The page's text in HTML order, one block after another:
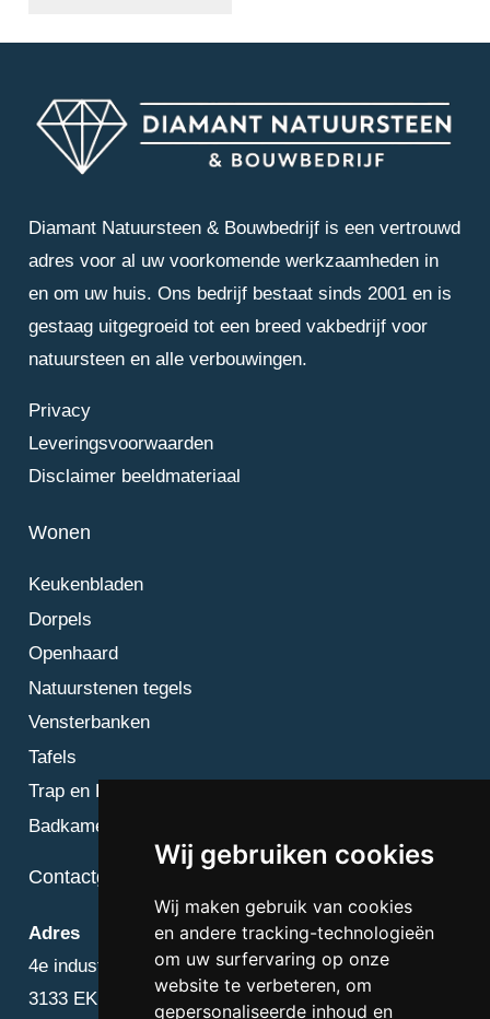
Wij gebruiken cookies
Wij maken gebruik van cookies
en andere tracking-technologieën
om uw surfervaring op onze
website te verbeteren, om
gepersonaliseerde inhoud en
Diamant Natuursteen & Bouwbedrijf is een vertrouwd
adres voor al uw voorkomende werkzaamheden in
en om uw huis. Ons bedrijf bestaat sinds 2001 en is
gestaag uitgegroeid tot een breed vakbedrijf voor
natuursteen en alle verbouwingen.
Privacy
Leveringsvoorwaarden
Disclaimer beeldmateriaal
Wonen
Keukenbladen
Dorpels
Openhaard
Natuurstenen tegels
Vensterbanken
Tafels
Trap en Bordes
Badkamer
Contactgegevens
Adres
4e industriestraat 25
3133 EK Vlaardingen